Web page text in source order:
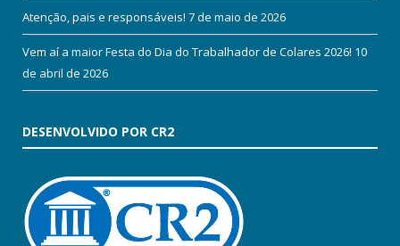
Atenção, pais e responsáveis! 7 de maio de 2026
Vem aí a maior Festa do Dia do Trabalhador de Colares 2026! 10
de abril de 2026
DESENVOLVIDO POR CR2